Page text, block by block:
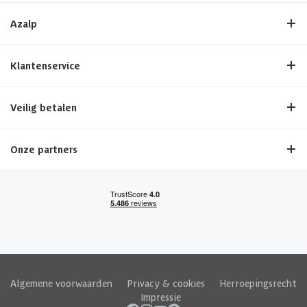
Azalp
Klantenservice
Veilig betalen
Onze partners
Algemene voorwaarden Privacy & cookies
Herroepingsrecht
Impressie